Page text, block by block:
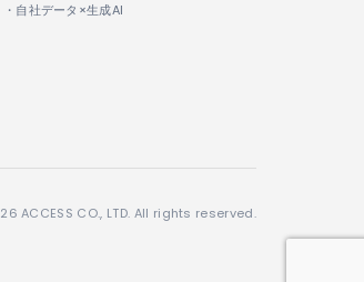
・自社データ×生成AI
ACCESS CO., LTD. All rights reserved.